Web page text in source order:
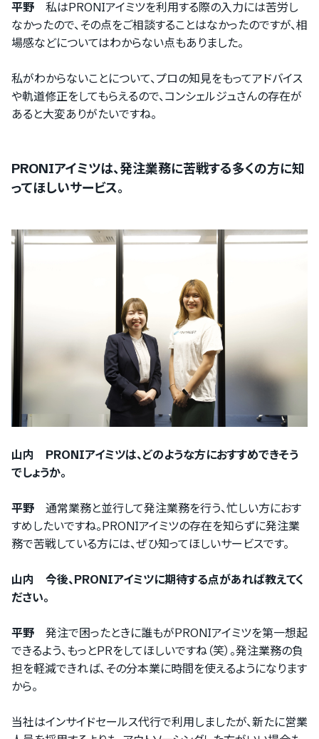
平野 私はPRONIアイミツを利用する際の入力には苦労し
なかったので、その点をご相談することはなかったのですが、相
場感などについてはわからない点もありました。
私がわからないことについて、プロの知見をもってアドバイス
や軌道修正をしてもらえるので、コンシェルジュさんの存在が
あると大変ありがたいですね。
PRONIアイミツは、発注業務に苦戦する多くの方に知
ってほしいサービス。
山内 PRONIアイミツは、どのような方におすすめできそう
でしょうか。
平野 通常業務と並行して発注業務を行う、忙しい方におす
すめしたいですね。PRONIアイミツの存在を知らずに発注業
務で苦戦している方には、ぜひ知ってほしいサービスです。
山内 今後、PRONIアイミツに期待する点があれば教えてく
ださい。
平野 発注で困ったときに誰もがPRONIアイミツを第一想起
できるよう、もっとPRをしてほしいですね（笑）。発注業務の負
担を軽減できれば、その分本業に時間を使えるようになります
から。
当社はインサイドセールス代行で利用しましたが、新たに営業